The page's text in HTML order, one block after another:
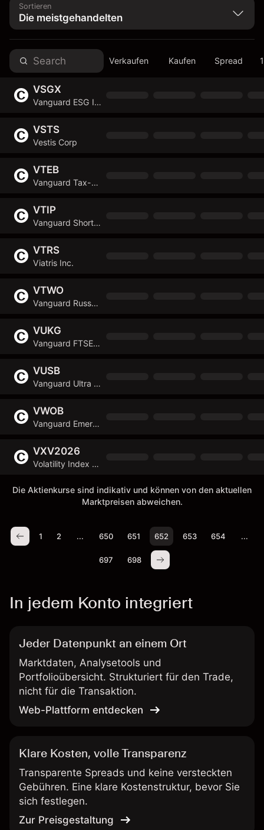
Sortieren
Verkaufen Kaufen Spread
VSGX
Vanguard ESG International Stock ETF
VSTS
Vestis Corp
VTEB
Vanguard Tax-Exempt Bond Index ETF
VTIP
Vanguard Short-Term Inflation-Protected Securities Index Fund ETF Shares
VTRS
Viatris Inc.
VTWO
Vanguard Russell 2000 ETF
VUKG
Vanguard FTSE 100 UCITS ETF
VUSB
Vanguard Ultra Short Bond ETF
VWOB
Vanguard Emerging Markets Government Bond ETF
VXV2026
Volatility Index Future
Die Aktienkurse sind indikativ und können von den aktuellen
Marktpreisen abweichen.
1 2 ... 650 651 652 653 654 ...
697 698
In jedem Konto integriert
Jeder Datenpunkt an einem Ort
Marktdaten, Analysetools und
Portfolioübersicht. Strukturiert für den Trade,
nicht für die Transaktion.
Web-Plattform entdecken
Klare Kosten, volle Transparenz
Transparente Spreads und keine versteckten
Gebühren. Eine klare Kostenstruktur, bevor Sie
sich festlegen.
Zur Preisgestaltung